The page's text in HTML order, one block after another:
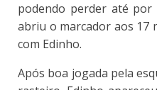
podendo perder até por
abriu o marcador aos 17
com Edinho.
Após boa jogada pela